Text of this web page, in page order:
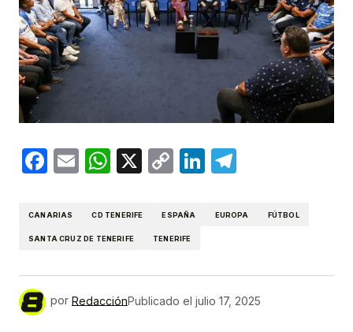
Facebook
EmailWhatsApp
X
CopyLinkedIn
CANARIAS CD TENERIFE ESPAÑA EUROPA FÚTBOL
SANTA CRUZ DE TENERIFE TENERIFE
por RedacciónPublicado el julio 17, 2025